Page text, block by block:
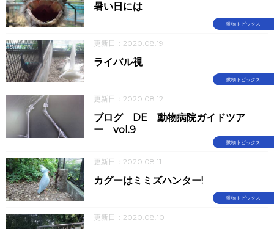
動物トピックス
暑い日には
更新日：2020.08.19
動物トピックス
ライバル視
更新日：2020.08.12
動物トピックス
ブログ DE 動物病院ガイドツア
ー vol.9
更新日：2020.08.11
動物トピックス
カグーはミミズハンター!
更新日：2020.08.10